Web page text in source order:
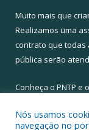
Muito mais que
Realizamos uma
contrato que todas
pública serão
Conheça o PNTP e o
Nós usamos
navegação no